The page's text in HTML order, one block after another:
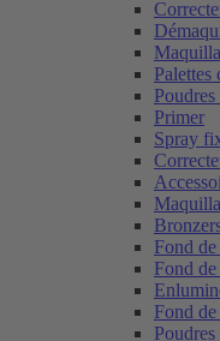
Palettes
Primer
Spray
Fond
Fond
Fond